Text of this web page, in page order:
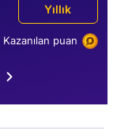
Yıllık
Kazanılan puan